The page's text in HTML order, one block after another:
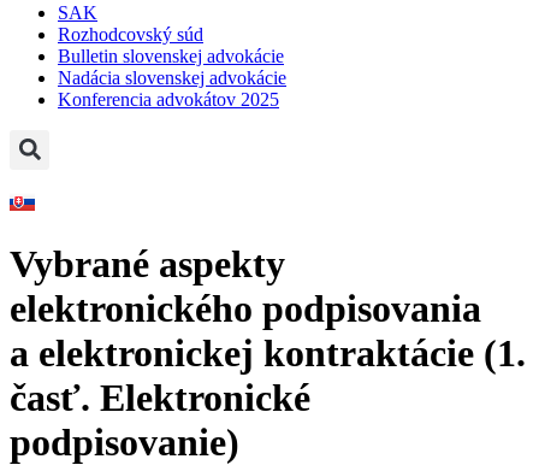
SAK
Rozhodcovský súd
Bulletin slovenskej advokácie
Nadácia slovenskej advokácie
Konferencia advokátov 2025
Vybrané aspekty
elektronického podpisovania
a elektronickej kontraktácie (1.
časť. Elektronické
podpisovanie)